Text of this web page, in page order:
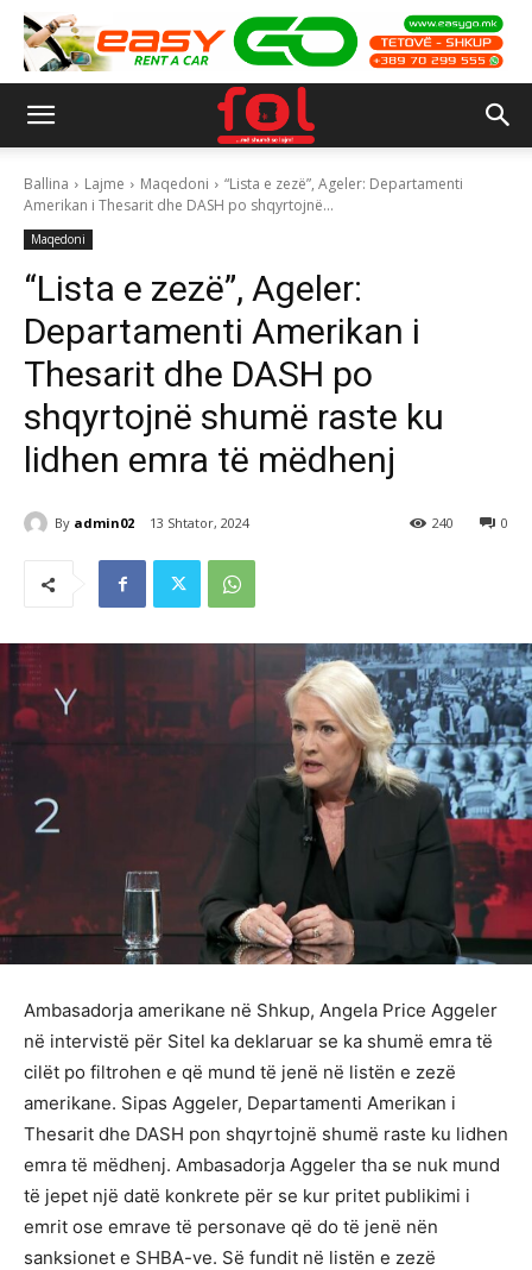
Ballina Lajme Maqedoni
“Lista e zezë”, Ageler: Departamenti
Amerikan i Thesarit dhe DASH po shqyrtojnë...
Maqedoni
“Lista e zezë”, Ageler:
Departamenti Amerikan i
Thesarit dhe DASH po
shqyrtojnë shumë raste ku
lidhen emra të mëdhenj
By admin02 13 Shtator, 2024 0
240
Ambasadorja amerikane në Shkup, Angela Price Aggeler
në intervistë për Sitel ka deklaruar se ka shumë emra të
cilët po filtrohen e që mund të jenë në listën e zezë
amerikane. Sipas Aggeler, Departamenti Amerikan i
Thesarit dhe DASH pon shqyrtojnë shumë raste ku lidhen
emra të mëdhenj. Ambasadorja Aggeler tha se nuk mund
të jepet një datë konkrete për se kur pritet publikimi i
emrit ose emrave të personave që do të jenë nën
sanksionet e SHBA-ve. Së fundit në listën e zezë